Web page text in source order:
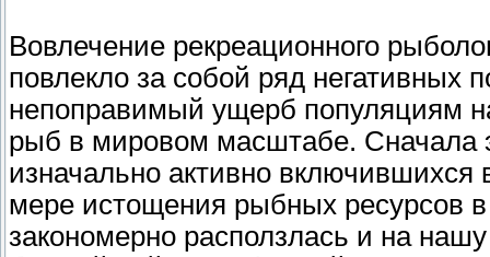
Вовлечение рекреационного
повлекло за собой ряд негативных
непоправимый ущерб популяциям
рыб в мировом масштабе. Сначала
изначально активно включившихся
мере истощения рыбных ресурсов в
закономерно расползлась и на